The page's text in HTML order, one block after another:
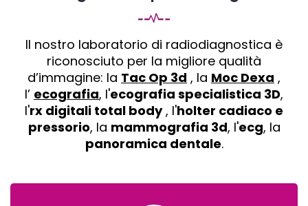
Il nostro laboratorio di radiodiagnostica è
riconosciuto per la migliore qualità
d’immagine: la Tac Op 3d , la Moc Dexa ,
l’ ecografia, l'ecografia specialistica 3D,
l'rx digitali total body, l'holter cadiaco e
pressorio, la mammografia 3d, l'ecg, la
panoramica dentale.